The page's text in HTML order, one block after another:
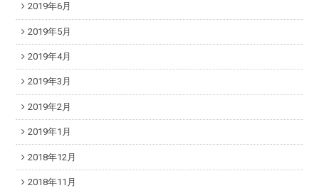
2019年6月
2019年5月
2019年4月
2019年3月
2019年2月
2019年1月
2018年12月
2018年11月